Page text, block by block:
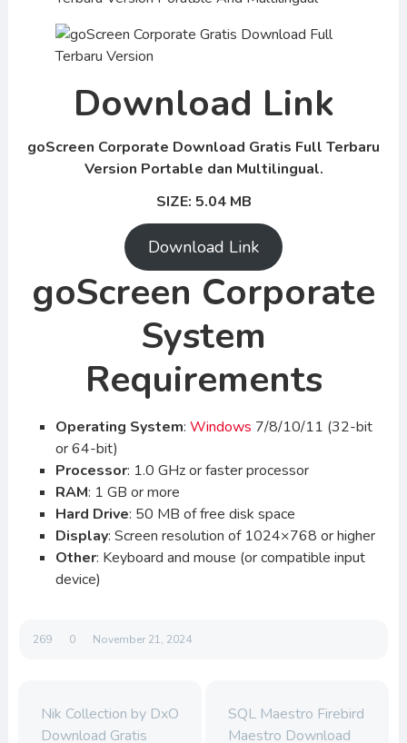
Download Link
goScreen Corporate Download Gratis Full Terbaru
Version Portable dan Multilingual.
SIZE: 5.04 MB
Download Link
goScreen Corporate
System
Requirements
Operating System: Windows 7/8/10/11 (32-bit
or 64-bit)
Processor: 1.0 GHz or faster processor
RAM: 1 GB or more
Hard Drive: 50 MB of free disk space
Display: Screen resolution of 1024×768 or higher
Other: Keyboard and mouse (or compatible input
device)
269 0 November 21, 2024
Nik Collection by DxO
Download Gratis
SQL Maestro Firebird
Maestro Download